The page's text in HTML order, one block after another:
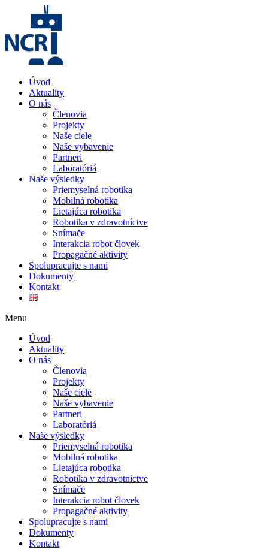
Úvod
Aktuality
O nás
Členovia
Projekty
Naše ciele
Naše vybavenie
Partneri
Laboratóriá
Naše výsledky
Priemyselná robotika
Mobilná robotika
Lietajúca robotika
Robotika v zdravotníctve
Snímače
Interakcia robot človek
Propagačné aktivity
Spolupracujte s nami
Dokumenty
Kontakt
Menu
Úvod
Aktuality
O nás
Členovia
Projekty
Naše ciele
Naše vybavenie
Partneri
Laboratóriá
Naše výsledky
Priemyselná robotika
Mobilná robotika
Lietajúca robotika
Robotika v zdravotníctve
Snímače
Interakcia robot človek
Propagačné aktivity
Spolupracujte s nami
Dokumenty
Kontakt